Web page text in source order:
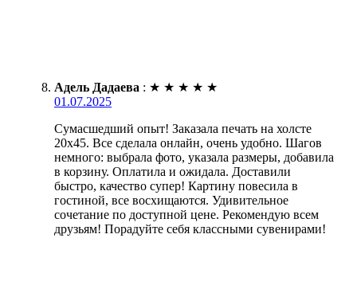
Адель Дадаева : ★ ★ ★ ★ ★
01.07.2025
Сумасшедший опыт! Заказала печать на холсте
20х45. Все сделала онлайн, очень удобно. Шагов
немного: выбрала фото, указала размеры, добавила
в корзину. Оплатила и ожидала. Доставили
быстро, качество супер! Картину повесила в
гостиной, все восхищаются. Удивительное
сочетание по доступной цене. Рекомендую всем
друзьям! Порадуйте себя классными сувенирами!